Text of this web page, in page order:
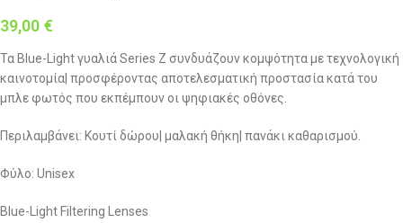
39,00 €
Τα Blue-Light γυαλιά Series Z συνδυάζουν κομψότητα με τεχνολογική
καινοτομία| προσφέροντας αποτελεσματική προστασία κατά του
μπλε φωτός που εκπέμπουν οι ψηφιακές οθόνες.
Περιλαμβάνει: Κουτί δώρου| μαλακή θήκη| πανάκι καθαρισμού.
Φύλο: Unisex
Blue-Light Filtering Lenses